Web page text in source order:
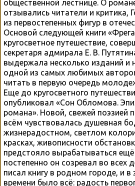
общественной лестнице. О
отзывались читатели и критика,
из первостепенных фигур в
Основой следующей книги
кругосветное путешествие,
секретаря адмирала Е. В.
выдержала несколько изданий и
одной из самых любимых
читать в первую очередь
Еще до кругосветного
опубликовал «Сон Обломова.
романа». Новой, свежей поэзией
всём чувствовалась душевная
жизнерадостном, светлом
красках, живописности
предстояло вырабатываться
постепенно он созревал во всех
писал книгу в родном городе, и
времени было всё: радость